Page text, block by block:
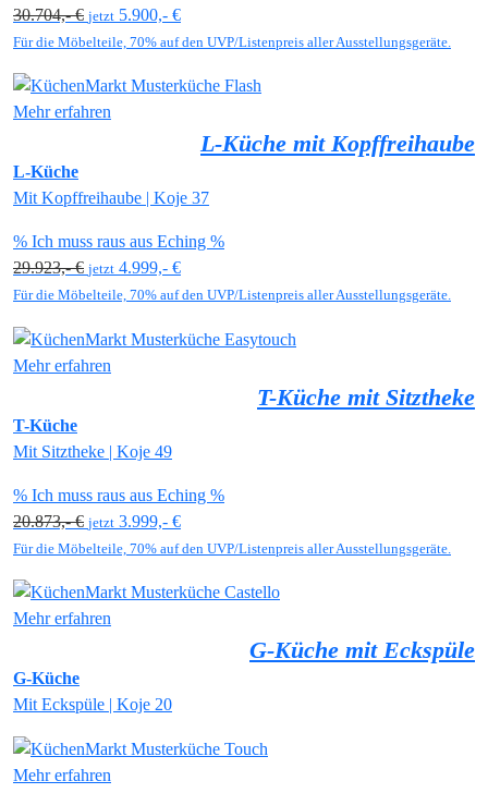
30.704,- € jetzt 5.900,- €
Für die Möbelteile, 70% auf den UVP/Listenpreis aller Ausstellungsgeräte.
Mehr erfahren
L-Küche mit Kopffreihaube
L-Küche
Mit Kopffreihaube | Koje 37
% Ich muss raus aus Eching %
29.923,- € jetzt 4.999,- €
Für die Möbelteile, 70% auf den UVP/Listenpreis aller Ausstellungsgeräte.
Mehr erfahren
T-Küche mit Sitztheke
T-Küche
Mit Sitztheke | Koje 49
% Ich muss raus aus Eching %
20.873,- € jetzt 3.999,- €
Für die Möbelteile, 70% auf den UVP/Listenpreis aller Ausstellungsgeräte.
Mehr erfahren
G-Küche mit Eckspüle
G-Küche
Mit Eckspüle | Koje 20
Mehr erfahren